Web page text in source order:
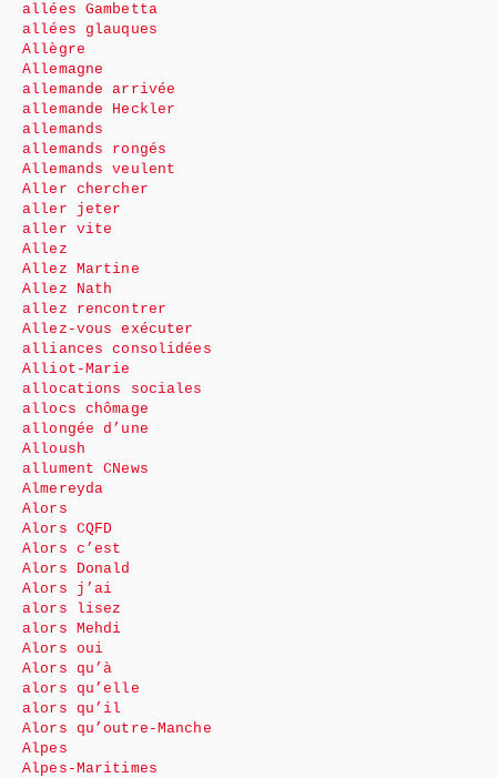
allées Gambetta
allées glauques
Allègre
Allemagne
allemande arrivée
allemande Heckler
allemands
allemands rongés
Allemands veulent
Aller chercher
aller jeter
aller vite
Allez
Allez Martine
Allez Nath
allez rencontrer
Allez-vous exécuter
alliances consolidées
Alliot-Marie
allocations sociales
allocs chômage
allongée d’une
Alloush
allument CNews
Almereyda
Alors
Alors CQFD
Alors c’est
Alors Donald
Alors j’ai
alors lisez
alors Mehdi
Alors oui
Alors qu’à
alors qu’elle
alors qu’il
Alors qu’outre-Manche
Alpes
Alpes-Maritimes